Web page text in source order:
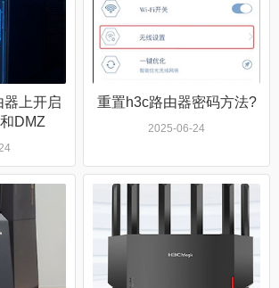
器上开启
DMZ
重置h3c路由器密码方法?
2025-06-24